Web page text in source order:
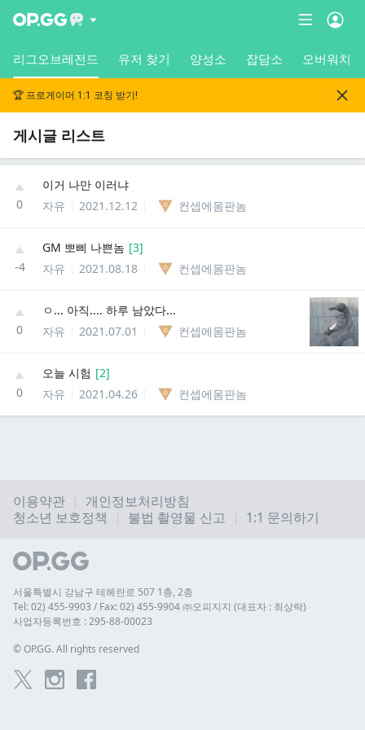
리그오브레전드 유저 찾기 양성소 잡담소 오버워치
🏆 프로게이머 1:1 코칭 받기!
게시글 리스트
0
이거 나만 이러냐
자유
2021.12.12 컨셉에몸판놈
-4
GM 뽀삐 나쁜놈 [3]
자유
2021.08.18 컨셉에몸판놈
0
ㅇ... 아직.... 하루 남았다...
자유
2021.07.01 컨셉에몸판놈
0
오늘 시험 [2]
자유
2021.04.26 컨셉에몸판놈
이용약관
개인정보처리방침
청소년 보호정책
불법 촬영물 신고 1:1 문의하기
서울특별시 강남구 테헤란로 507 1층, 2층
Tel: 02) 455-9903 / Fax: 02) 455-9904 ㈜오피지지 (대표자 : 최상락)
사업자등록번호 : 295-88-00023
© OP.GG. All rights reserved